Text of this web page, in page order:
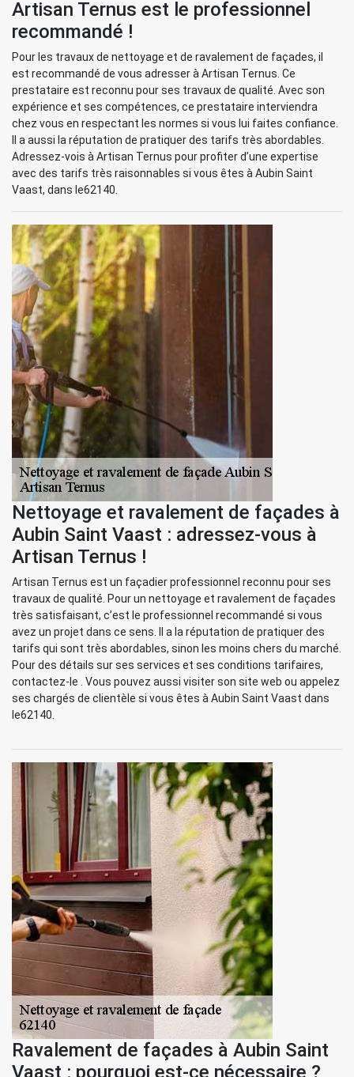
Artisan Ternus est le professionnel
recommandé !
Pour les travaux de nettoyage et de ravalement de façades, il
est recommandé de vous adresser à Artisan Ternus. Ce
prestataire est reconnu pour ses travaux de qualité. Avec son
expérience et ses compétences, ce prestataire interviendra
chez vous en respectant les normes si vous lui faites confiance.
Il a aussi la réputation de pratiquer des tarifs très abordables.
Adressez-vois à Artisan Ternus pour profiter d’une expertise
avec des tarifs très raisonnables si vous êtes à Aubin Saint
Vaast, dans le62140.
Nettoyage et ravalement de façades à
Aubin Saint Vaast : adressez-vous à
Artisan Ternus !
Artisan Ternus est un façadier professionnel reconnu pour ses
travaux de qualité. Pour un nettoyage et ravalement de façades
très satisfaisant, c’est le professionnel recommandé si vous
avez un projet dans ce sens. Il a la réputation de pratiquer des
tarifs qui sont très abordables, sinon les moins chers du marché.
Pour des détails sur ses services et ses conditions tarifaires,
contactez-le . Vous pouvez aussi visiter son site web ou appelez
ses chargés de clientèle si vous êtes à Aubin Saint Vaast dans
le62140.
Ravalement de façades à Aubin Saint
Vaast : pourquoi est-ce nécessaire ?